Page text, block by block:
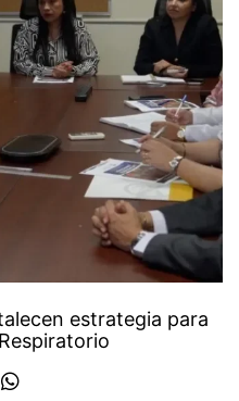
estrategia para